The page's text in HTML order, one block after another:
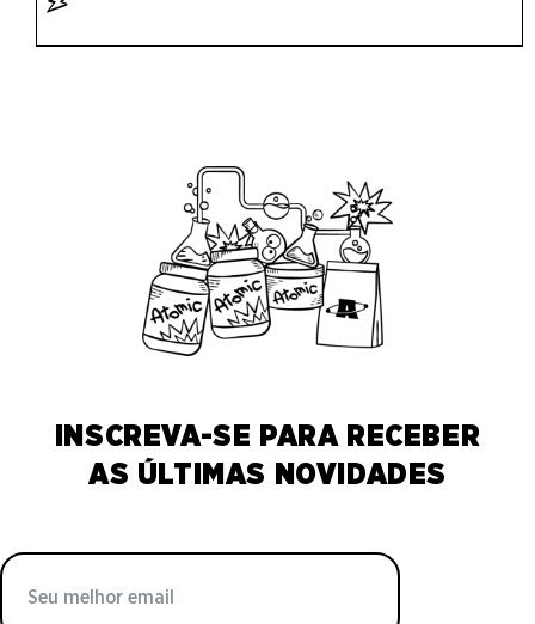
INSCREVA-SE PARA RECEBER
AS ÚLTIMAS NOVIDADES